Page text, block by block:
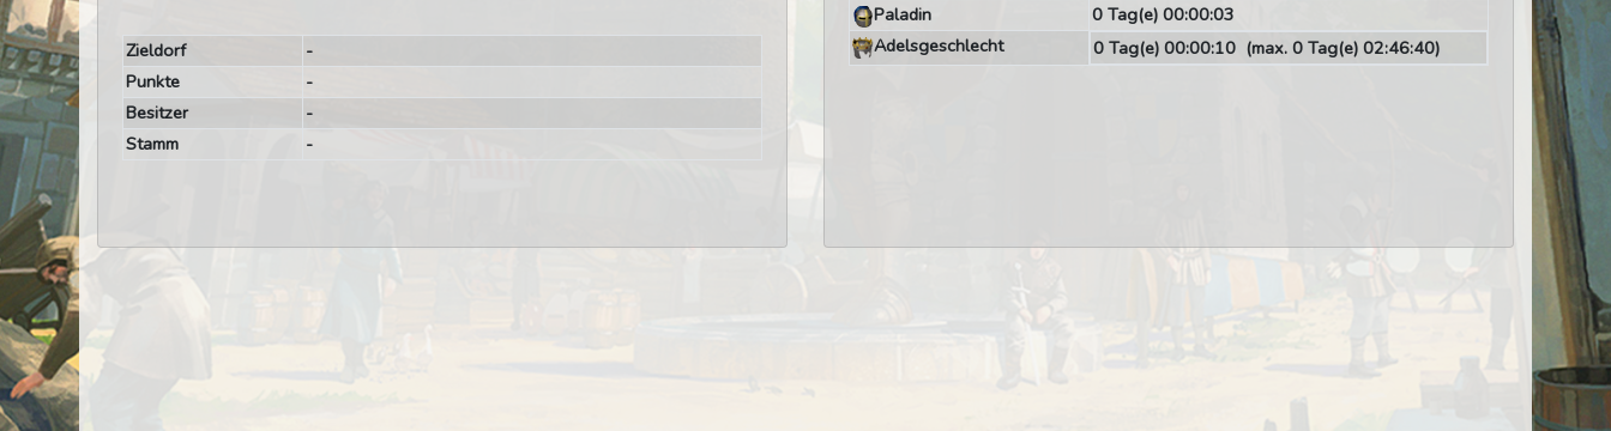
Zieldorf
-
Punkte
-
Besitzer
-
Stamm
-
Paladin
0 Tag(e) 00:00:03
Adelsgeschlecht
0 Tag(e) 00:00:10 (max. 0 Tag(e) 02:46:40)